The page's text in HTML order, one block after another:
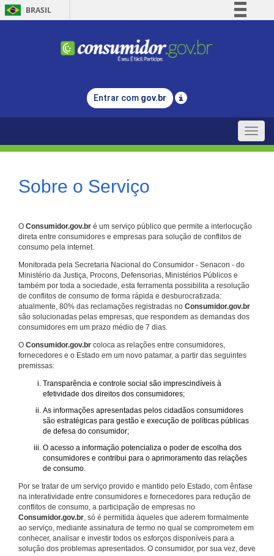
BRASIL
Comunica BR
Legislação
Entrar com gov.br
Toggle
Sobre o Serviço
O Consumidor.gov.br é um serviço público que permite a interlocução
direta entre consumidores e empresas para solução de conflitos de
consumo pela internet.
Monitorada pela Secretaria Nacional do Consumidor - Senacon - do
Ministério da Justiça, Procons, Defensorias, Ministérios Públicos e
também por toda a sociedade, esta ferramenta possibilita a resolução
de conflitos de consumo de forma rápida e desburocratizada:
atualmente, 80% das reclamações registradas no Consumidor.gov.br
são solucionadas pelas empresas, que respondem as demandas dos
consumidores em um prazo médio de 7 dias.
O Consumidor.gov.br coloca as relações entre consumidores,
fornecedores e o Estado em um novo patamar, a partir das seguintes
premissas:
Transparência e controle social são imprescindíveis à
efetividade dos direitos dos consumidores;
As informações apresentadas pelos cidadãos consumidores
são estratégicas para gestão e execução de políticas públicas
de defesa do consumidor;
O acesso a informação potencializa o poder de escolha dos
consumidores e contribui para o aprimoramento das relações
de consumo.
Por se tratar de um serviço provido e mantido pelo Estado, com ênfase
na interatividade entre consumidores e fornecedores para redução de
conflitos de consumo, a participação de empresas no
Consumidor.gov.br, só é permitida àqueles que aderem formalmente
ao serviço, mediante assinatura de termo no qual se comprometem em
conhecer, analisar e investir todos os esforços disponíveis para a
solução dos problemas apresentados. O consumidor, por sua vez, deve